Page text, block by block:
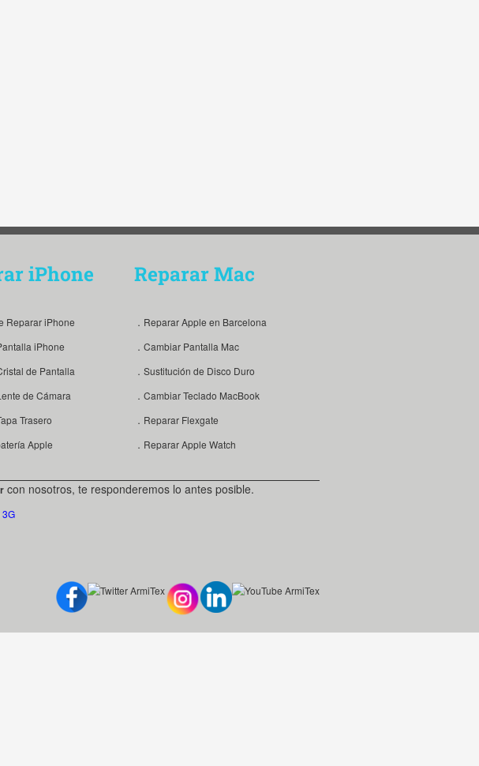
iPhone
Reparar iPhone
iPhone
de Pantalla
de Cámara
Trasero
Apple
Reparar Mac
．Reparar Apple en Barcelona
．Cambiar Pantalla Mac
．Sustitución de Disco Duro
．Cambiar Teclado MacBook
．Reparar Flexgate
．Reparar Apple Watch
con nosotros, te responderemos lo antes posible.
3G